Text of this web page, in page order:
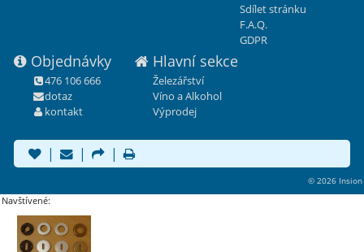
Sdílet stránku
F.A.Q.
GDPR
Objednávky
476 106 666
dotaz
kontakt
Hlavní sekce
Železářství
Víno a Alkohol
Výprodej
| | |
© 2026 Insion
Navštívené: